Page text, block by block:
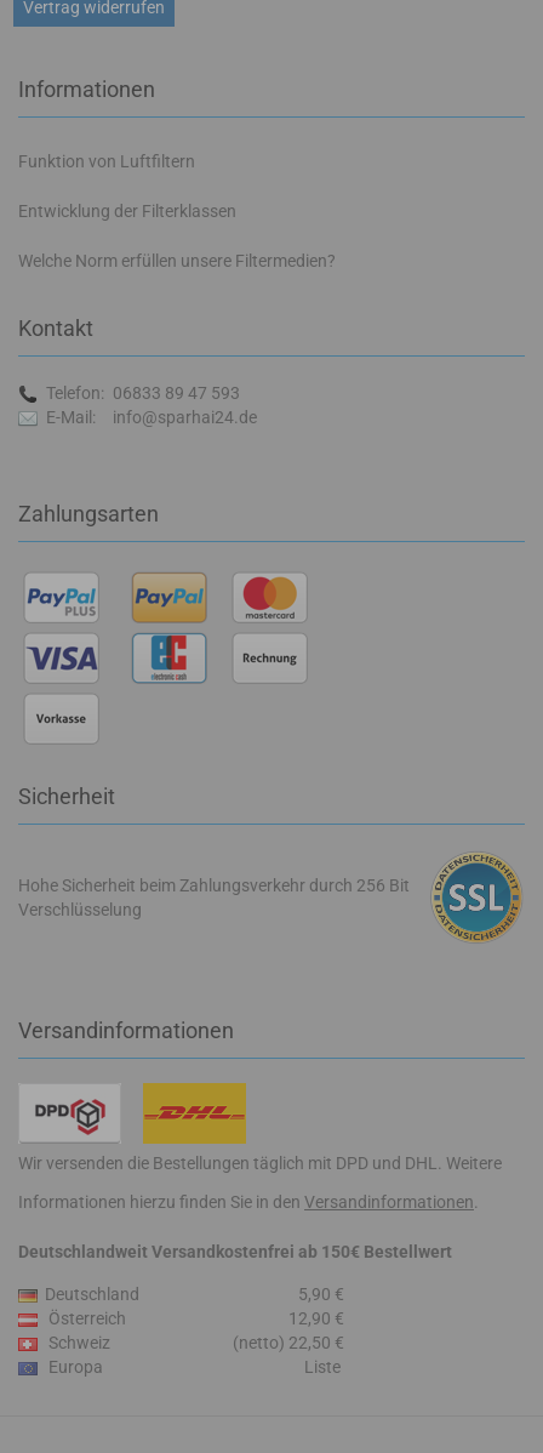
Vertrag widerrufen
Informationen
Funktion von Luftfiltern
Entwicklung der Filterklassen
Welche Norm erfüllen unsere Filtermedien?
Kontakt
Telefon: 06833 89 47 593
E-Mail:
info@sparhai24.de
Zahlungsarten
Sicherheit
Hohe Sicherheit beim Zahlungsverkehr durch 256 Bit
Verschlüsselung
Versandinformationen
Wir versenden die Bestellungen täglich mit DPD und DHL. Weitere
Informationen hierzu finden Sie in den Versandinformationen
Deutschlandweit Versandkostenfrei ab 150€ Bestellwert
Deutschland
5,90 €
Österreich
12,90 €
Schweiz
(netto) 22,50 €
Europa
Liste